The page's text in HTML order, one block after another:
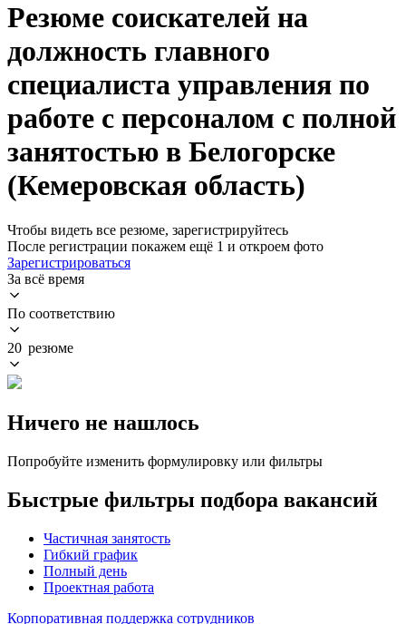
Резюме соискателей на
должность главного
специалиста управления по
работе с персоналом с полной
занятостью в Белогорске
(Кемеровская область)
Чтобы видеть все резюме, зарегистрируйтесь
После регистрации покажем ещё 1 и откроем фото
Зарегистрироваться
За всё время
По соответствию
20 резюме
Ничего не нашлось
Попробуйте изменить формулировку или фильтры
Быстрые фильтры подбора вакансий
Частичная занятость
Гибкий график
Полный день
Проектная работа
Корпоративная поддержка сотрудников